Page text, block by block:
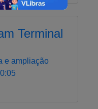
Terminal
e ampliação